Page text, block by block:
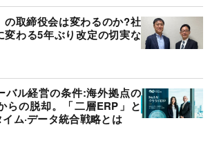
の取締役会は変わるのか?社
変わる5年ぶり改定の切実な
バル経営の条件:海外拠点の
らの脱却。「二層ERP」と
ム·データ統合戦略とは